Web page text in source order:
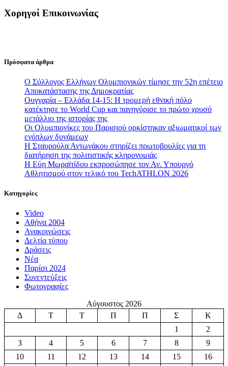
Χορηγοί Επικοινωνίας
Πρόσφατα άρθρα
Ο Σύλλογος Ελλήνων Ολυμπιονικών τίμησε την 52η επέτειο
Αποκατάστασης της Δημοκρατίας
Ουγγαρία – Ελλάδα 14-15: Η τρομερή εθνική πόλο
κατέκτησε το World Cup και πανηγύρισε το πρώτο χρυσό
μετάλλιο της ιστορίας της
Οι Ολυμπιονίκες του Παρισιού ορκίστηκαν αξιωματικοί των
ενόπλων δυνάμεων
Η Σταυρούλα Αντωνάκου στηρίζει πρωτοβουλίες για τη
διατήρηση της πολιτιστικής κληρονομιάς
Η Εύη Μωραϊτίδου εκπροσώπησε τον Αν. Υπουργό
Αθλητισμού στον τελικό του TechATHLON 2026
Κατηγορίες
Video
Αθήνα 2004
Ανακοινώσεις
Δελτία τύπου
Δράσεις
Νέα
Παρίσι 2024
Συνεντεύξεις
Φωτογραφίες
Αύγουστος 2026
Δ
Τ Τ Π Π Σ
Κ
1
2
3
4 5 6 7 8
9
10
11 12 13 14 15
16